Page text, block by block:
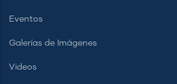
Eventos
Galerías de Imágenes
Videos